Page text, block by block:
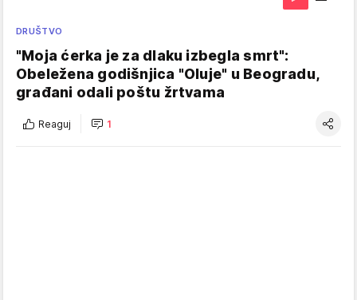
DRUŠTVO
"Moja ćerka je za dlaku izbegla smrt":
Obeležena godišnjica "Oluje" u Beogradu,
građani odali poštu žrtvama
Reaguj 1